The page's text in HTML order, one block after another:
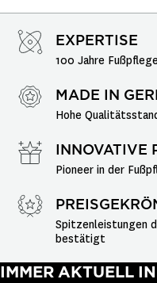
EXPERTISE
100 Jahre
MADE IN
Hohe
INNOVATIVE
Pioneer in der
Spitzenleistungen
bestätigt
IMMER AKTUELL